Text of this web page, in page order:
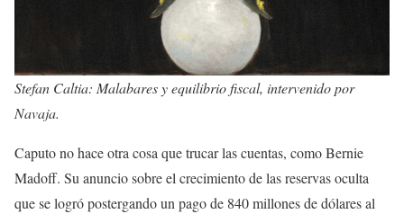
Stefan Caltia: Malabares y equilibrio fiscal, intervenido por
Navaja.
Caputo no hace otra cosa que trucar las cuentas, como Bernie
Madoff. Su anuncio sobre el crecimiento de las reservas oculta
que se logró postergando un pago de 840 millones de dólares al